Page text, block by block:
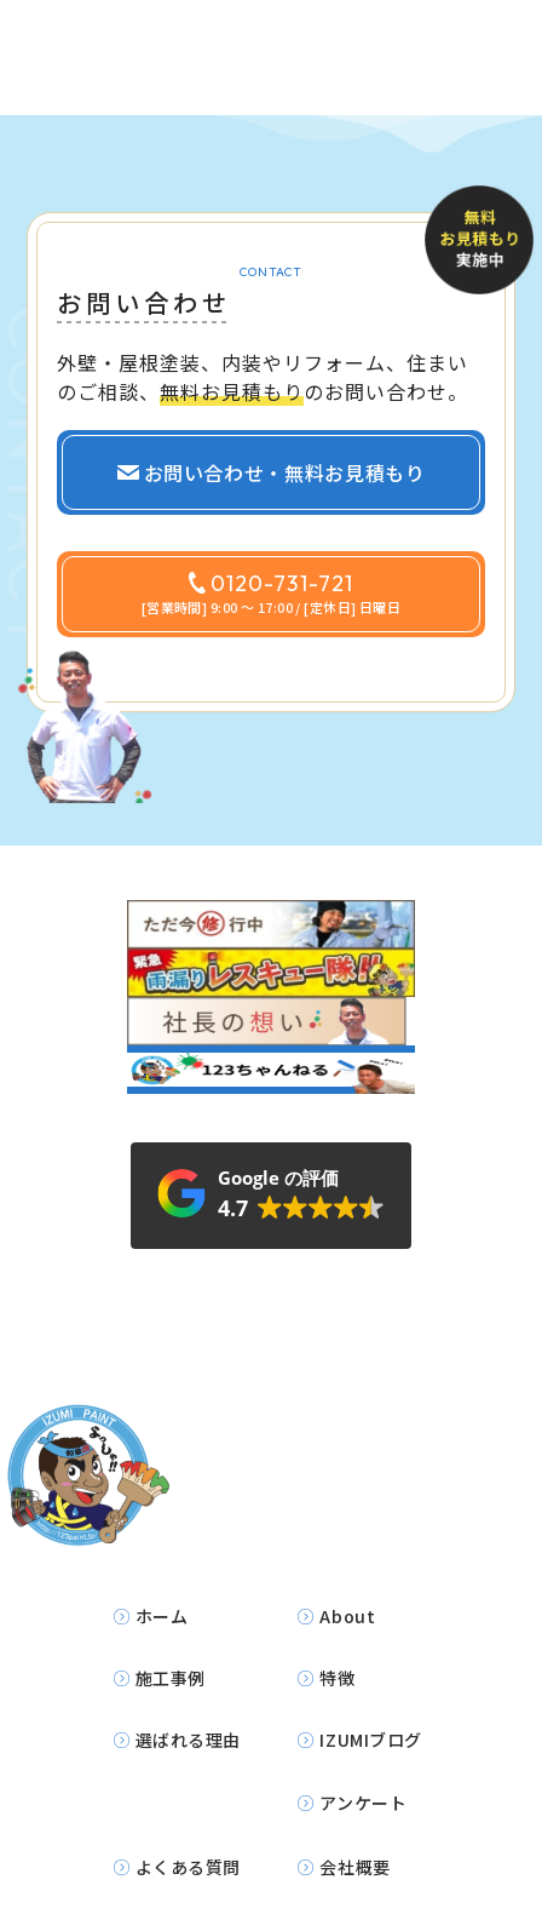
CONTACT
お問い合わせ
外壁・屋根塗装、内装やリフォーム、住まい
のご相談、無料お見積もりのお問い合わせ。
お問い合わせ・無料お見積もり
0120-731-721
[営業時間] 9:00 〜 17:00 / [定休日] 日曜日
Google の評価
4.7
ホーム About
施工事例 特徴
選ばれる理由 IZUMIブログ
アンケート
よくある質問 会社概要